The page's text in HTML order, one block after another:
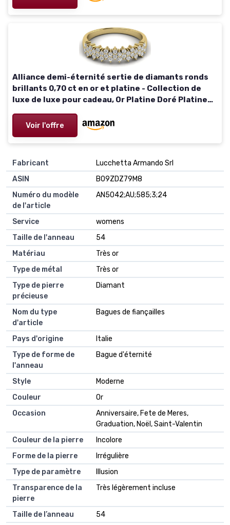
Alliance demi-éternité sertie de diamants ronds
brillants 0,70 ct en or et platine - Collection de
luxe de luxe pour cadeau, Or Platine Doré Platine
Voir l'offre
Fabricant
Lucchetta Armando Srl
ASIN
B09ZDZ79M8
Numéro du modèle
de l'article
AN5042;AU;585;3;24
Service
womens
Taille de l'anneau
54
Matériau
Très or
Type de métal
Très or
Type de pierre
précieuse
Diamant
Nom du type
d'article
Bagues de fiançailles
Pays d'origine
Italie
Type de forme de
l'anneau
Bague d'éternité
Style
Moderne
Couleur
Or
Occasion
Anniversaire, Fete de Meres,
Graduation, Noël, Saint-Valentin
Couleur de la pierre
Incolore
Forme de la pierre
Irrégulière
Type de paramètre
Illusion
Transparence de la
pierre
Très légèrement incluse
Taille de l’anneau
54